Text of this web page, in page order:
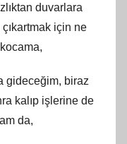
duvarlara
çıkartmak için ne
gideceğim, biraz
kalıp işlerine de
da,